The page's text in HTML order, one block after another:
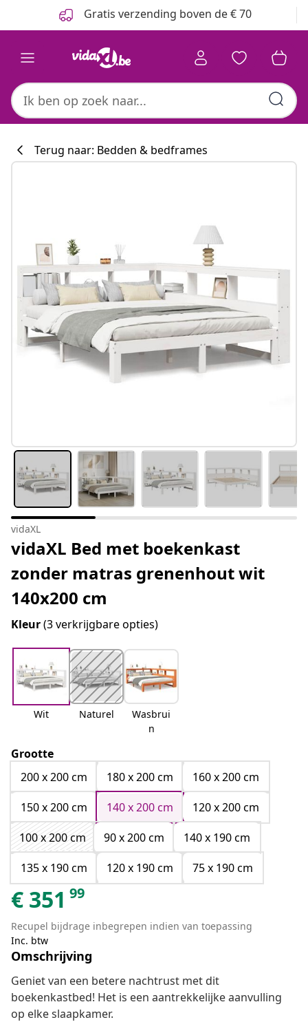
Gratis verzending boven de € 70
Terug naar: Bedden & bedframes
vidaXL
vidaXL Bed met boekenkast
zonder matras grenenhout wit
140x200 cm
Kleur(3 verkrijgbare opties)
Wit Naturel
Wasbrui
n
Grootte
200 x 200 cm
180 x 200 cm
160 x 200 cm
150 x 200 cm
140 x 200 cm
120 x 200 cm
100 x 200 cm
90 x 200 cm
140 x 190 cm
135 x 190 cm
120 x 190 cm 75 x 190 cm
€ 351 99
Recupel bijdrage inbegrepen indien van toepassing
Inc. btw
Omschrijving
Geniet van een betere nachtrust met dit
boekenkastbed! Het is een aantrekkelijke aanvulling
op elke slaapkamer.